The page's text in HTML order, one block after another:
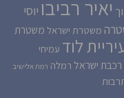
יאיר רביבו יוסי
משטרת ישראל משטרת
לוד עמיחי
רכבת ישראל רמלה רמת אלישיב